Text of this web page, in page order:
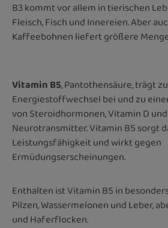
B3 kommt vor allem in tierischen
Fleisch, Fisch und Innereien. Aber
Kaffeebohnen liefert größere
Vitamin B5, Pantothensäure, trägt
Energiestoffwechsel bei und zu
von Steroidhormonen, Vitamin D
Neurotransmitter. Vitamin B5 sorgt
Leistungsfähigkeit und wirkt gegen
Ermüdungserscheinungen.
Enthalten ist Vitamin B5 in
Pilzen, Wassermelonen und Leber,
und Haferflocken.